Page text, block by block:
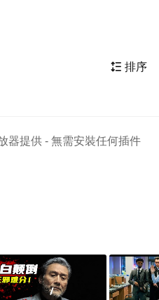
 排序
器提供 - 無需安裝任何插件